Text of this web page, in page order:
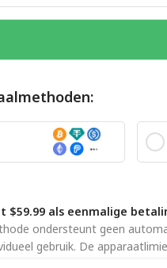
$59.99 als eenmalige
ondersteunt geen
gebruik. De